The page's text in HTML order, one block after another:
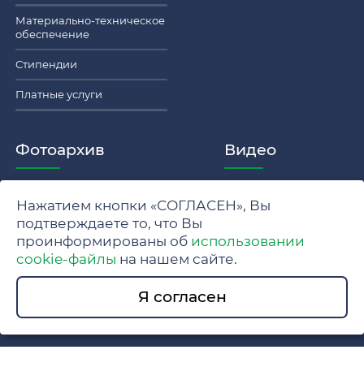
Материально-техническое
обеспечение
Стипендии
Платные услуги
Фотоархив Видео
Политика обработки персональных данных МГУ
Положение об обработке и защите персональных данных
© 2024 Московский государственный университет имени
Разработка сайта www.swe.ru
Нажатием кнопки «СОГЛАСЕН», Вы
подтверждаете то, что Вы
проинформированы об использовании
cookie-файлы на нашем сайте.
Я согласен